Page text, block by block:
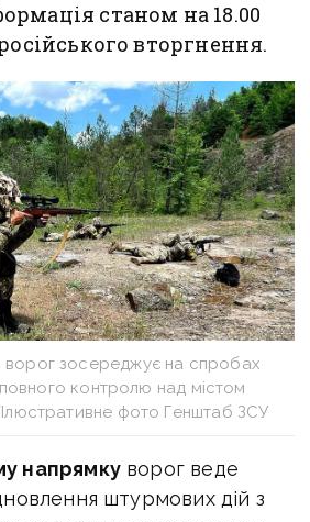
станом на 18.00
вторгнення.
ворог зосереджує на спробах
контролю над містом
фото Генштаб ЗСУ
напрямкуворог веде
штурмових дій з